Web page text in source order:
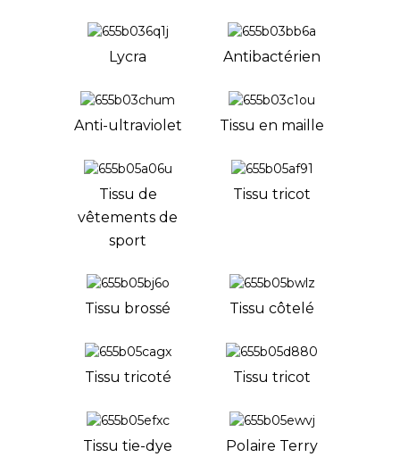
Lycra Antibactérien
Anti-ultraviolet Tissu en maille
Tissu de
vêtements de
sport
Tissu tricot
Tissu brossé Tissu côtelé
Tissu tricoté Tissu tricot
Tissu tie-dye Polaire Terry